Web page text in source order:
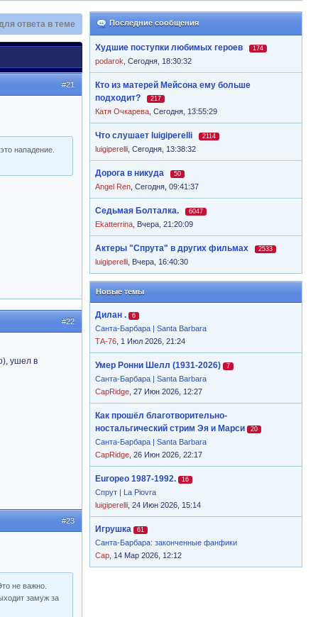
Последние сообщения
Худшие поступки любимых героев 174
podarok Сегодня, 18:30:32
Кто из матерей Мейсона ему больше
подходит?
217
Катя Очкарева Сегодня, 13:55:29
Что слушает luigiperelli 2114
luigiperelli Сегодня, 13:38:32
Дорога в никуда 50
Angel Ren Сегодня, 09:41:37
Седьмая Болталка. 6047
Ekatterrina Вчера, 21:20:09
Актеры "Спрута" в других фильмах 2533
luigiperelli Вчера, 16:40:30
Новые темы
Дилан . 6
Санта-Барбара | Santa Barbara
ТА-76 , 1 Июл 2026, 21:24
Умер Ронни Шелл (1931-2026) 7
Санта-Барбара | Santa Barbara
CapRidge , 27 Июн 2026, 12:27
Как прошёл благотворительно-
ностальгический стрим Эя и Марси
20
Санта-Барбара | Santa Barbara
CapRidge , 26 Июн 2026, 22:17
Europeo 1987-1992. 16
Спрут | La Piovra
luigiperelli , 24 Июн 2026, 15:14
Игрушка 61
Санта-Барбара: законченные фанфики
Cap , 14 Мар 2026, 12:12
ответа в теме
#21
нападение.
#22
ушел в
#23
не важно.
замуж за